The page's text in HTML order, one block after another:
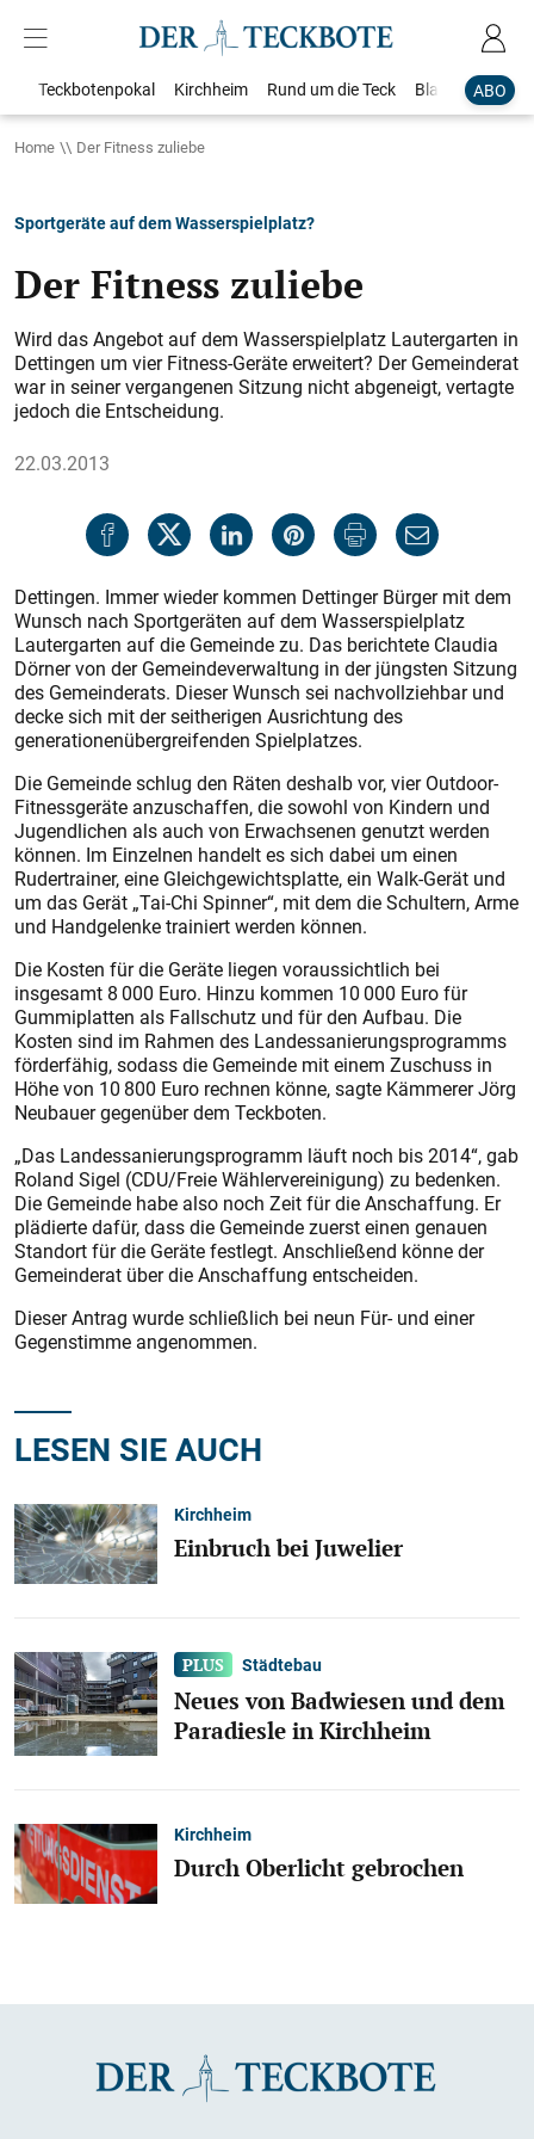
ABO
Teckbotenpokal Kirchheim Rund um die Teck Blaulicht
Home Der Fitness zuliebe
Sportgeräte auf dem Wasserspielplatz?
Der Fitness zuliebe
Wird das Angebot auf dem Wasserspielplatz Lautergarten in
Dettingen um vier Fitness-Geräte erweitert? Der Gemeinderat
war in seiner vergangenen Sitzung nicht abgeneigt, vertagte
jedoch die Entscheidung.
22.03.2013
Dettingen. Immer wieder kommen Dettinger Bürger mit dem
Wunsch nach Sportgeräten auf dem Wasserspielplatz
Lautergarten auf die Gemeinde zu. Das berichtete Claudia
Dörner von der Gemeindeverwaltung in der jüngsten Sitzung
des Gemeinderats. Dieser Wunsch sei nachvollziehbar und
decke sich mit der seitherigen Ausrichtung des
generationenübergreifenden Spielplatzes.
Die Gemeinde schlug den Räten deshalb vor, vier Outdoor-
Fitnessgeräte anzuschaffen, die sowohl von Kindern und
Jugendlichen als auch von Erwachsenen genutzt werden
können. Im Einzelnen handelt es sich dabei um einen
Rudertrainer, eine Gleichgewichtsplatte, ein Walk-Gerät und
um das Gerät „Tai-Chi Spinner“, mit dem die Schultern, Arme
und Handgelenke trainiert werden können.
Die Kosten für die Geräte liegen voraussichtlich bei
insgesamt 8 000 Euro. Hinzu kommen 10 000 Euro für
Gummiplatten als Fallschutz und für den Aufbau. Die
Kosten sind im Rahmen des Landessanierungsprogramms
förderfähig, sodass die Gemeinde mit einem Zuschuss in
Höhe von 10 800 Euro rechnen könne, sagte Kämmerer Jörg
Neubauer gegenüber dem Teckboten.
„Das Landessanierungsprogramm läuft noch bis 2014“, gab
Roland Sigel (CDU/Freie Wählervereinigung) zu bedenken.
Die Gemeinde habe also noch Zeit für die Anschaffung. Er
plädierte dafür, dass die Gemeinde zuerst einen genauen
Standort für die Geräte festlegt. Anschließend könne der
Gemeinderat über die Anschaffung entscheiden.
Dieser Antrag wurde schließlich bei neun Für- und einer
Gegenstimme angenommen.
LESEN SIE AUCH
Kirchheim
Einbruch bei Juwelier
Städtebau
Neues von Badwiesen und dem
Paradiesle in Kirchheim
Kirchheim
Durch Oberlicht gebrochen